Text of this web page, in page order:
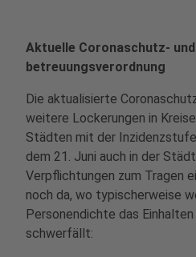
Aktuelle Coronaschutz-
betreuungsverordnung
Die aktualisierte
weitere Lockerungen in
Städten mit der
dem 21. Juni auch in der
Verpflichtungen zum Tragen
noch da, wo typischerweise
Personendichte das
schwerfällt: